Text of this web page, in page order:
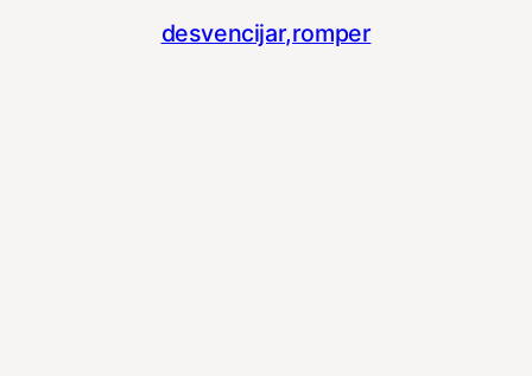
desvencijar,romper